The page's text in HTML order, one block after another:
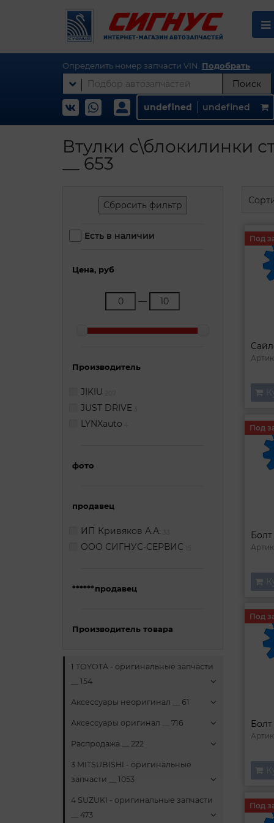
Определить номер запчасти VIN. Подобрать
Поиск
undefined undefined
Втулки с\блокилинки
__ 653
Сбросить фильтр
Есть в наличии
Цена, руб
—
Производитель
JIKIU
JUST DRIVE
LYNXauto
фото
продавец
ИП Кривяков А.А.
ООО СИГНУС-СЕРВИС
******продавец
Производитель товара
1 TOYOTA - оригинальные запчасти
__ 154
Аксессуары неоригинал __ 61
Аксессуары оригинал __ 716
Распродажа __ 222
3 MITSUBISHI - оригинальные
запчасти __ 1053
4 SUZUKI - оригинальные запчасти
__ 473
Под
Под
Под
Под